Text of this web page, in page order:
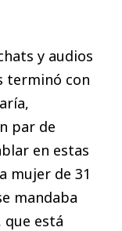
y audios
terminó con
par de
en estas
mujer de 31
mandaba
que está